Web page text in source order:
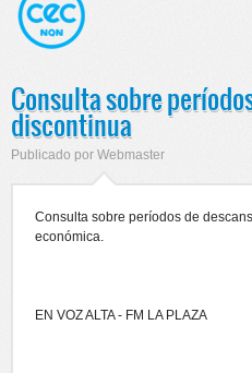
Consulta sobre
discontinua
Publicado por Webmaster
Consulta sobre períodos de
económica.
EN VOZ ALTA - FM LA PLAZA